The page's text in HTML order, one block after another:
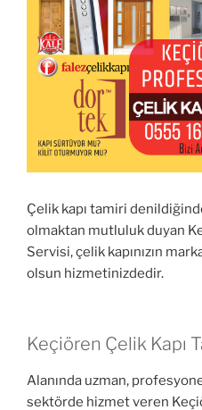
Çelik kapı tamiri
olmaktan mutluluk duyan
Servisi, çelik kapınızın
olsun hizmetinizdedir.
Keçiören Çelik Kapı
Alanında uzman,
sektörde hizmet veren